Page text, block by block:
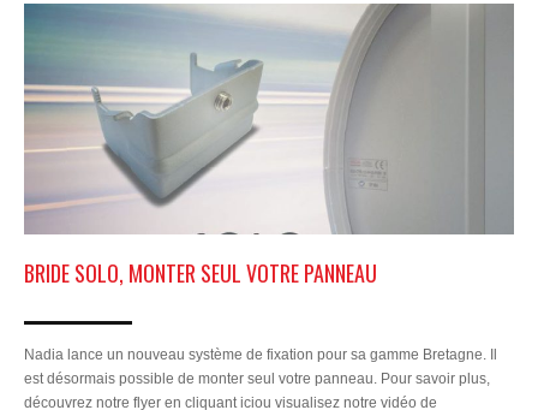
BRIDE SOLO, MONTER SEUL VOTRE PANNEAU
Nadia lance un nouveau système de fixation pour sa gamme Bretagne. Il
est désormais possible de monter seul votre panneau. Pour savoir plus,
découvrez notre flyer en cliquant iciou visualisez notre vidéo de